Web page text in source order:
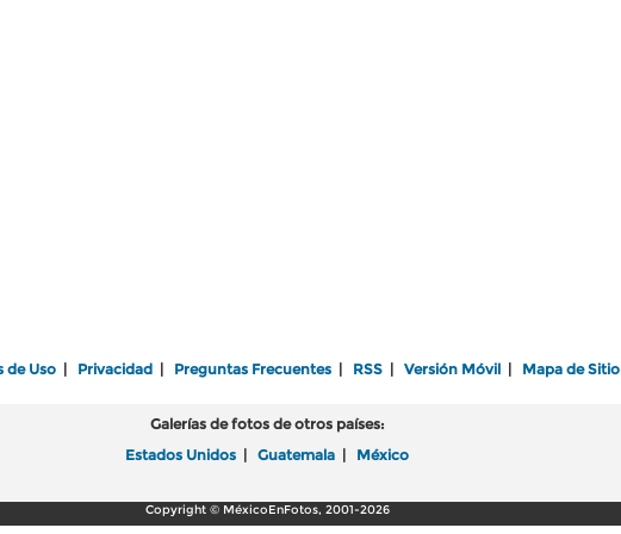
de Uso Privacidad Preguntas Frecuentes RSS Versión Móvil Mapa de Sitio
Galerías de fotos de otros países:
Estados Unidos
Guatemala México
Copyright © MéxicoEnFotos, 2001-2026